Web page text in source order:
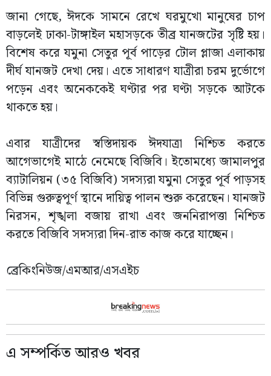
জানা গেছে, ঈদকে সামনে রেখে ঘরমুখো মানুষের চাপ
বাড়লেই ঢাকা-টাঙ্গাইল মহাসড়কে তীব্র যানজটের সৃষ্টি হয়।
বিশেষ করে যমুনা সেতুর পূর্ব পাড়ের টোল প্লাজা এলাকায়
দীর্ঘ যানজট দেখা দেয়। এতে সাধারণ যাত্রীরা চরম দুর্ভোগে
পড়েন এবং অনেককেই ঘণ্টার পর ঘণ্টা সড়কে আটকে
থাকতে হয়।
এবার যাত্রীদের স্বস্তিদায়ক ঈদযাত্রা নিশ্চিত করতে
আগেভাগেই মাঠে নেমেছে বিজিবি। ইতোমধ্যে জামালপুর
ব্যাটালিয়ন (৩৫ বিজিবি) সদস্যরা যমুনা সেতুর পূর্ব পাড়সহ
বিভিন্ন গুরুত্বপূর্ণ স্থানে দায়িত্ব পালন শুরু করেছেন। যানজট
নিরসন, শৃঙ্খলা বজায় রাখা এবং জননিরাপত্তা নিশ্চিত
করতে বিজিবি সদস্যরা দিন-রাত কাজ করে যাচ্ছেন।
ব্রেকিংনিউজ/এমআর/এসএইচ
এ সম্পর্কিত আরও খবর